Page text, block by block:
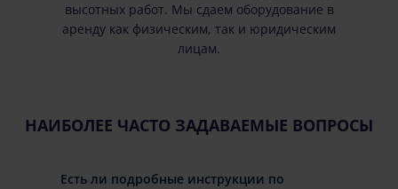
высотных работ. Мы сдаем оборудование в
аренду как физическим, так и юридическим
лицам.
НАИБОЛЕЕ ЧАСТО ЗАДАВАЕМЫЕ ВОПРОСЫ
Есть ли подробные инструкции по